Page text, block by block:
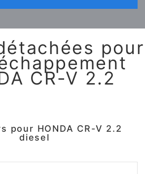
pour
CR-V 2.2
pour HONDA CR-V 2.2
diesel